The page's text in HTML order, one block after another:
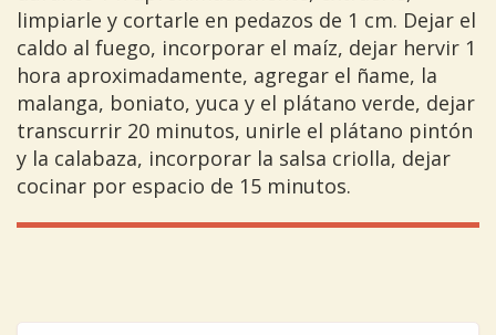
limpiarle y cortarle en pedazos de 1 cm. Dejar el
caldo al fuego, incorporar el maíz, dejar hervir 1
hora aproximadamente, agregar el ñame, la
malanga, boniato, yuca y el plátano verde, dejar
transcurrir 20 minutos, unirle el plátano pintón
y la calabaza, incorporar la salsa criolla, dejar
cocinar por espacio de 15 minutos.